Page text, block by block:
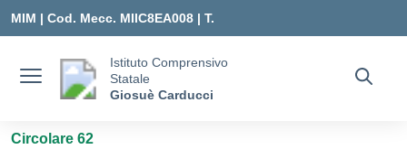
MIM | Cod. Mecc. MIIC8EA008 | T.
MIIC8EA008@ISTRUZIONE.IT
Istituto Comprensivo
Statale
Giosuè Carducci
Circolare 62